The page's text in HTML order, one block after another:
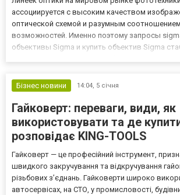
ассоциируется с высоким качеством
оптической схемой и разумным
возможностей. Именно поэтому запросы
объективы Sigma и купить объектив Sigma
Lens представлен акту...
Бізнес новини 14:04, 5 січня
Гайковерт: переваги, види, як
використовувати та де
розповідає KING-TOOLS
Гайковерт — це професійний інструмент,
швидкого закручування та відкручування
різьбових з’єднань. Гайковерти широко
автосервісах, на СТО, у промисловості,